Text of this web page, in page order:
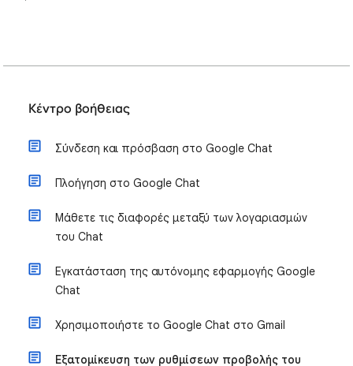
Κέντρο βοήθειας
Σύνδεση και πρόσβαση στο Google Chat
Πλοήγηση στο Google Chat
Μάθετε τις διαφορές μεταξύ των λογαριασμών
του Chat
Εγκατάσταση της αυτόνομης εφαρμογής Google
Chat
Χρησιμοποιήστε το Google Chat στο Gmail
Εξατομίκευση των ρυθμίσεων προβολής του